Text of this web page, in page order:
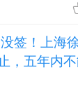
签！上海
，五年内